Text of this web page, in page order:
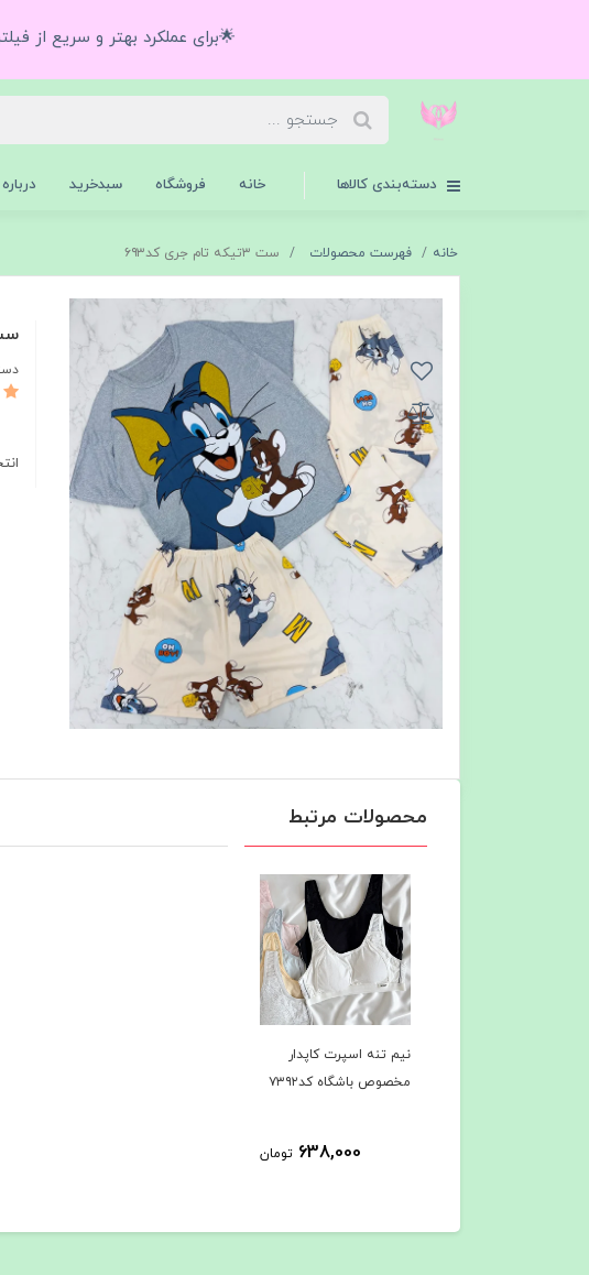
🌟برای عملکرد بهتر و سریع از
دسته‌بندی کالاها خانه فروشگاه سبدخرید
خانه فهرست محصولات ست ۳تیکه تام جری کد۶۹۳
ست ۳تیکه
محصولات مرتبط
نیم تنه اسپرت کاپدار
مخصوص باشگاه کد۷۳۹۲
638,000 تومان